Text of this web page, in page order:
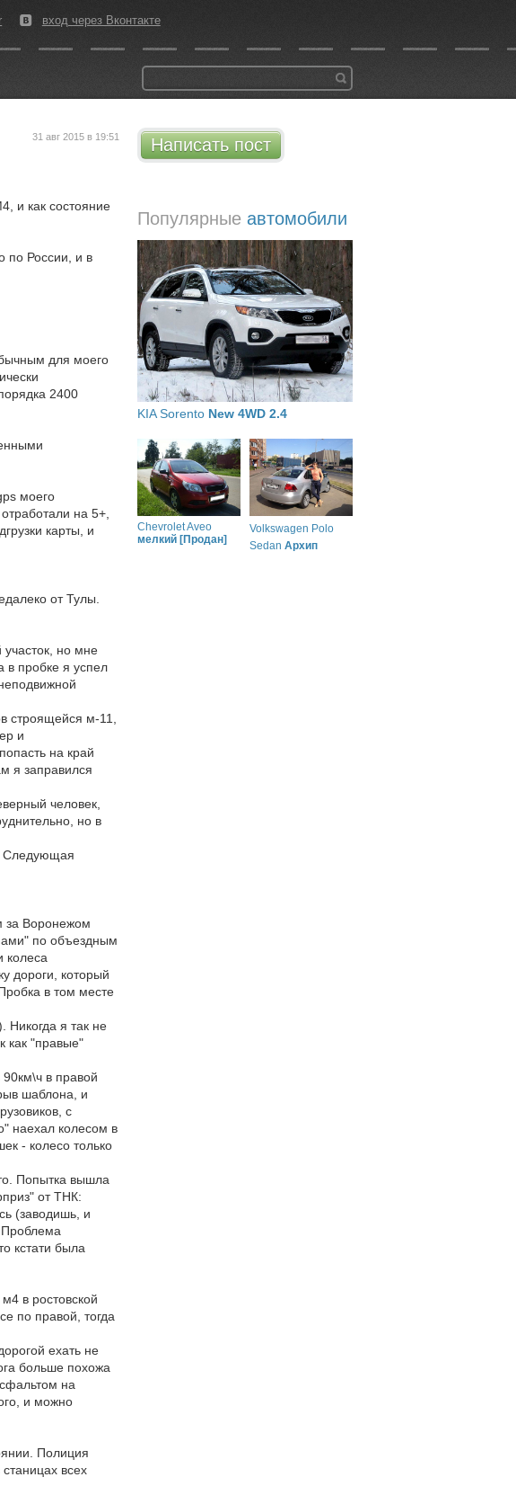
вход через Вконтакте
Написать пост
Популярные автомобили
KIA Sorento New 4WD 2.4
Chevrolet Aveo
мелкий [Продан]
Volkswagen Polo
Sedan Архип
31 авг 2015 в 19:51
и как состояние
по России, и в
для моего
2400
моего
на 5+,
карты, и
от Тулы.
но мне
в пробке я успел
строящейся м-11,
и
на край
я заправился
человек,
но в
Следующая
за Воронежом
по объездным
колеса
дороги, который
в том месте
Никогда я так не
как "правые"
в правой
шаблона, и
с
наехал колесом в
- колесо только
Попытка вышла
от ТНК:
(заводишь, и
Проблема
кстати была
в ростовской
по правой, тогда
ехать не
больше похожа
на
и можно
Полиция
всех